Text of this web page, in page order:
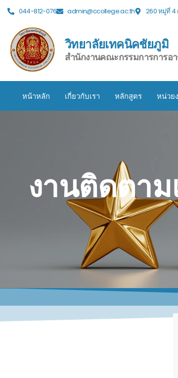
044-812-076 admin@ccollege.ac.th 260 หมู่ที่ 4
วิทยาลัยเทคนิคชัยภูมิ
สำนักงานคณะกรรมการการอ
หน้าหลัก เกี่ยวกับเรา หลักสูตร หน่วย
งานติดตา